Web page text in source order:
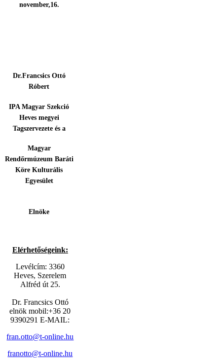
november,16.
Dr.Francsics Ottó
Róbert
IPA Magyar Szekció
Heves megyei
Tagszervezete és a
Magyar
Rendőrmúzeum Baráti
Köre Kulturális
Egyesület
Elnöke
Elérhetőségeink:
Levélcím: 3360
Heves, Szerelem
Alfréd út 25.
Dr. Francsics Ottó
elnök mobil:+36 20
9390291 E-MAIL:
fran.otto@t-online.hu
franotto@t-online.hu